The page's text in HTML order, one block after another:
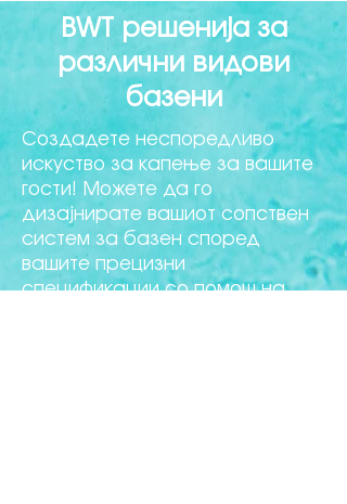
BWT решенија за
различни видови
базени
Создадете неспоредливо
искуство за капење за вашите
гости! Можете да го
дизајнирате вашиот сопствен
систем за базен според
вашите прецизни
спецификации со помош на